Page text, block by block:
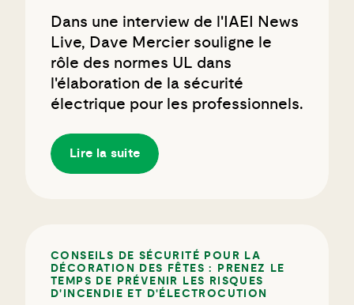
Dans une interview de l'IAEI News
Live, Dave Mercier souligne le
rôle des normes UL dans
l'élaboration de la sécurité
électrique pour les professionnels.
Lire la suite
CONSEILS DE SÉCURITÉ POUR LA
DÉCORATION DES FÊTES : PRENEZ LE
TEMPS DE PRÉVENIR LES RISQUES
D'INCENDIE ET D'ÉLECTROCUTION